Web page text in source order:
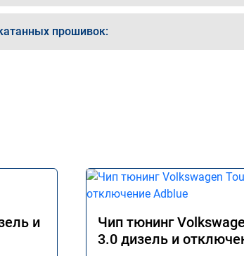
прошивок:
и
Чип тюнинг
3.0 дизель и